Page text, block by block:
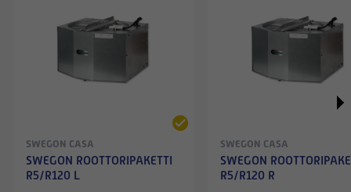
SWEGON CASA
SWEGON ROOTTORIPAKETTI
R5/R120 L
SWEGON CASA
SWEGON
R5/R120 R